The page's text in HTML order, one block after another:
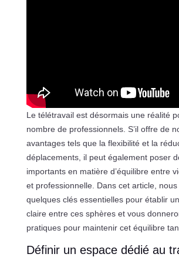
Le télétravail est désormais une réalité
nombre de professionnels. S’il offre de
avantages tels que la flexibilité et la
déplacements, il peut également poser
importants en matière d’équilibre entre
et professionnelle. Dans cet article,
quelques clés essentielles pour établir
claire entre ces sphères et vous
pratiques pour maintenir cet équilibre
Définir un espace dédié au